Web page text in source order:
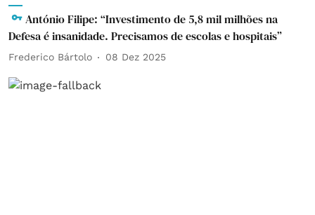
António Filipe: “Investimento de 5,8 mil milhões na
Defesa é insanidade. Precisamos de escolas e hospitais”
Frederico Bártolo 08 Dez 2025